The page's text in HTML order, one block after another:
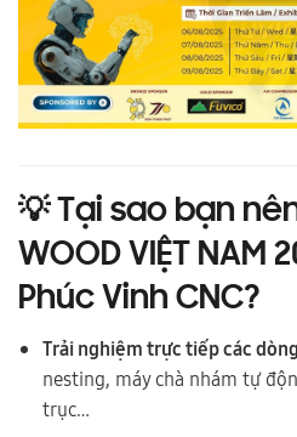
💡Tại sao bạn
WOOD VIỆT NAM
Phúc Vinh CNC?
Trải nghiệm trực tiếp các
nesting, máy chà nhám tự
trục…